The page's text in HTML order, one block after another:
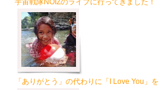
宇宙戦隊NOIZのライブに行ってきました！
「ありがとう」の代わりに「I Love You」を